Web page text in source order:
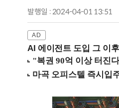
발행일 : 2024-04-01 13:51
AI 에이전트 도입 그 이